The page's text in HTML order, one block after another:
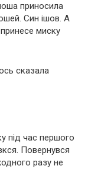
приносила
Син ішов. А
миску
сказала
під час першого
Повернувся
разу не